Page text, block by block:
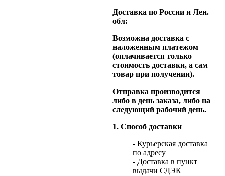
Доставка по России и Лен.
обл:
Возможна доставка с
наложенным платежом
(оплачивается только
стоимость доставки, а сам
товар при получении).
Отправка производится
либо в день заказа, либо на
следующий рабочий день.
1. Способ доставки
- Курьерская доставка
по адресу
- Доставка в пункт
выдачи СДЭК